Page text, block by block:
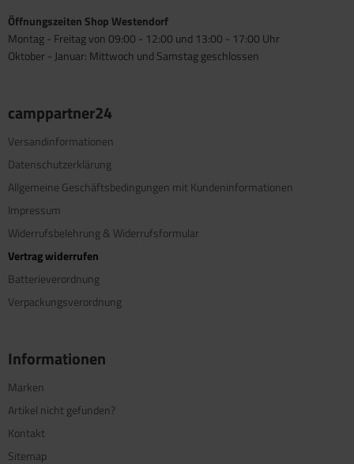
Öffnungszeiten Shop Westendorf
Montag - Freitag von 09:00 - 12:00 und 13:00 - 17:00 Uhr
Oktober - Januar: Mittwoch und Samstag geschlossen
camppartner24
Versandinformationen
Datenschutzerklärung
Allgemeine Geschäftsbedingungen mit Kundeninformationen
Impressum
Widerrufsbelehrung & Widerrufsformular
Vertrag widerrufen
Batterieverordnung
Verpackungsverordnung
Informationen
Marken
Artikel nicht gefunden?
Kontakt
Sitemap